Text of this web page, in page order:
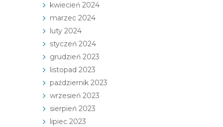
kwiecień 2024
marzec 2024
luty 2024
styczeń 2024
grudzień 2023
listopad 2023
październik 2023
wrzesień 2023
sierpień 2023
lipiec 2023